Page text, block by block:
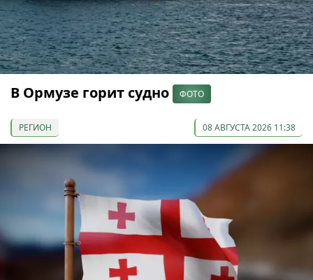
В Ормузе горит судно ФОТО
РЕГИОН 08 АВГУСТА 2026 11:38